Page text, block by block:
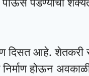
दिसत आहे.
होऊन